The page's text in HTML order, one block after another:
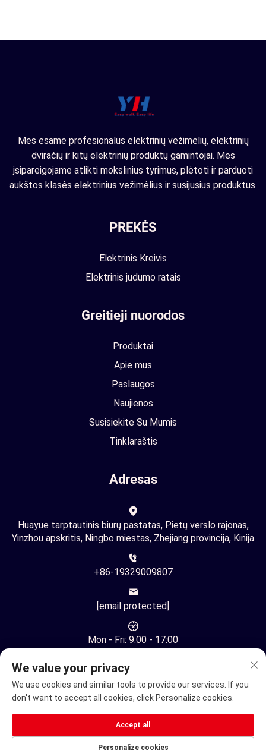
Mes esame profesionalus elektrinių vežimėlių, elektrinių
dviračių ir kitų elektrinių produktų gamintojai. Mes
įsipareigojame atlikti mokslinius tyrimus, plėtoti ir parduoti
aukštos klasės elektrinius vežimėlius ir susijusius produktus.
PREKĖS
Elektrinis Kreivis
Elektrinis judumo ratais
Greitieji nuorodos
Produktai
Apie mus
Paslaugos
Naujienos
Susisiekite Su Mumis
Tinklaraštis
Adresas
Huayue tarptautinis biurų pastatas, Pietų verslo rajonas,
Yinzhou apskritis, Ningbo miestas, Zhejiang provincija, Kinija
+86-19329009807
[email protected]
Mon - Fri: 9:00 - 17:00
Autorinės teisės © Ningbo Youhuan Automation Technology
įmonė, visos teisės saugomos -
We value your privacy
We use cookies and similar tools to provide our services. If you
don't want to accept all cookies, click Personalize cookies.
Personalize cookies
Accept all